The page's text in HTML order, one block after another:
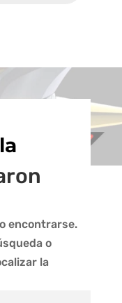
encontrarse.
o
la